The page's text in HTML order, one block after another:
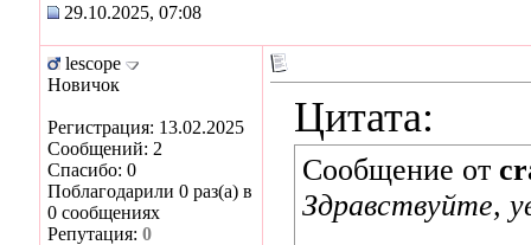
29.10.2025, 07:08
lescope
Новичок
Регистрация: 13.02.2025
Сообщений: 2
Спасибо: 0
Поблагодарили 0 раз(а) в
0 сообщениях
Репутация: 0
Цитата:
Сообщение от
Здравствуйте,